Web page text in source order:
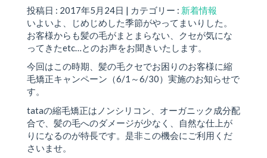
投稿日 : 2017年5月24日 | カテゴリー : 新着情報
いよいよ、じめじめした季節がやってまいりした。
お客様からも髪の毛がまとまらない、クセが気にな
ってきたetc…とのお声をお聞きいたします。
今回はこの時期、髪の毛クセでお困りのお客様に縮
毛矯正キャンペーン（6/1～6/30）実施のお知らせで
す。
tataの縮毛矯正はノンシリコン、オーガニック成分配
合で、髪の毛へのダメージが少なく、自然な仕上が
りになるのが特長です。是非この機会にご利用くだ
さいませ。